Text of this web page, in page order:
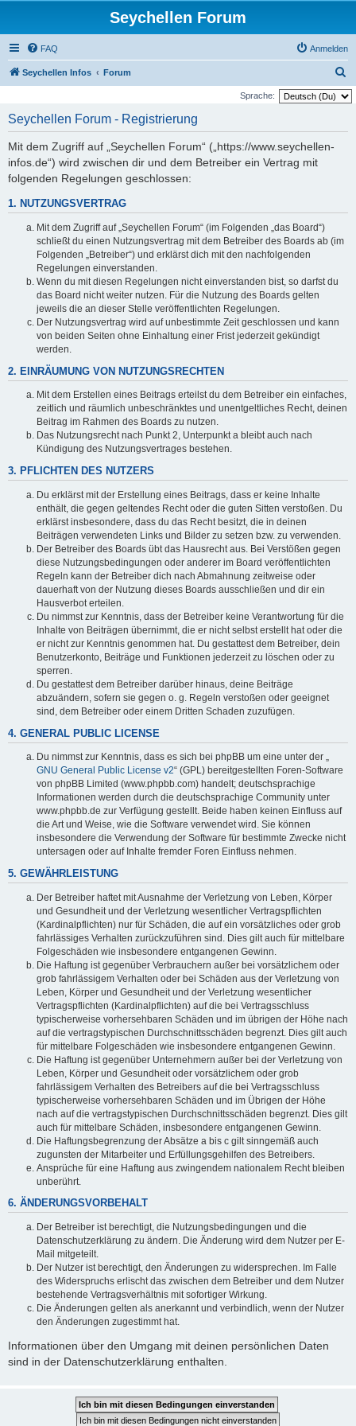
Seychellen Forum
FAQ Anmelden
Seychellen Infos Forum
u
Sprache:
Seychellen Forum - Registrierung
Mit dem Zugriff auf „Seychellen Forum“ („https://www.seychellen-
infos.de“) wird zwischen dir und dem Betreiber ein Vertrag mit
folgenden Regelungen geschlossen:
1. NUTZUNGSVERTRAG
Mit dem Zugriff auf „Seychellen Forum“ (im Folgenden „das Board“)
schließt du einen Nutzungsvertrag mit dem Betreiber des Boards ab (im
Folgenden „Betreiber“) und erklärst dich mit den nachfolgenden
Regelungen einverstanden.
Wenn du mit diesen Regelungen nicht einverstanden bist, so darfst du
das Board nicht weiter nutzen. Für die Nutzung des Boards gelten
jeweils die an dieser Stelle veröffentlichten Regelungen.
Der Nutzungsvertrag wird auf unbestimmte Zeit geschlossen und kann
von beiden Seiten ohne Einhaltung einer Frist jederzeit gekündigt
werden.
2. EINRÄUMUNG VON NUTZUNGSRECHTEN
Mit dem Erstellen eines Beitrags erteilst du dem Betreiber ein einfaches,
zeitlich und räumlich unbeschränktes und unentgeltliches Recht, deinen
Beitrag im Rahmen des Boards zu nutzen.
Das Nutzungsrecht nach Punkt 2, Unterpunkt a bleibt auch nach
Kündigung des Nutzungsvertrages bestehen.
3. PFLICHTEN DES NUTZERS
Du erklärst mit der Erstellung eines Beitrags, dass er keine Inhalte
enthält, die gegen geltendes Recht oder die guten Sitten verstoßen. Du
erklärst insbesondere, dass du das Recht besitzt, die in deinen
Beiträgen verwendeten Links und Bilder zu setzen bzw. zu verwenden.
Der Betreiber des Boards übt das Hausrecht aus. Bei Verstößen gegen
diese Nutzungsbedingungen oder anderer im Board veröffentlichten
Regeln kann der Betreiber dich nach Abmahnung zeitweise oder
dauerhaft von der Nutzung dieses Boards ausschließen und dir ein
Hausverbot erteilen.
Du nimmst zur Kenntnis, dass der Betreiber keine Verantwortung für die
Inhalte von Beiträgen übernimmt, die er nicht selbst erstellt hat oder die
er nicht zur Kenntnis genommen hat. Du gestattest dem Betreiber, dein
Benutzerkonto, Beiträge und Funktionen jederzeit zu löschen oder zu
sperren.
Du gestattest dem Betreiber darüber hinaus, deine Beiträge
abzuändern, sofern sie gegen o. g. Regeln verstoßen oder geeignet
sind, dem Betreiber oder einem Dritten Schaden zuzufügen.
4. GENERAL PUBLIC LICENSE
Du nimmst zur Kenntnis, dass es sich bei phpBB um eine unter der „
GNU General Public License v2“ (GPL) bereitgestellten Foren-Software
von phpBB Limited (www.phpbb.com) handelt; deutschsprachige
Informationen werden durch die deutschsprachige Community unter
www.phpbb.de zur Verfügung gestellt. Beide haben keinen Einfluss auf
die Art und Weise, wie die Software verwendet wird. Sie können
insbesondere die Verwendung der Software für bestimmte Zwecke nicht
untersagen oder auf Inhalte fremder Foren Einfluss nehmen.
5. GEWÄHRLEISTUNG
Der Betreiber haftet mit Ausnahme der Verletzung von Leben, Körper
und Gesundheit und der Verletzung wesentlicher Vertragspflichten
(Kardinalpflichten) nur für Schäden, die auf ein vorsätzliches oder grob
fahrlässiges Verhalten zurückzuführen sind. Dies gilt auch für mittelbare
Folgeschäden wie insbesondere entgangenen Gewinn.
Die Haftung ist gegenüber Verbrauchern außer bei vorsätzlichem oder
grob fahrlässigem Verhalten oder bei Schäden aus der Verletzung von
Leben, Körper und Gesundheit und der Verletzung wesentlicher
Vertragspflichten (Kardinalpflichten) auf die bei Vertragsschluss
typischerweise vorhersehbaren Schäden und im übrigen der Höhe nach
auf die vertragstypischen Durchschnittsschäden begrenzt. Dies gilt auch
für mittelbare Folgeschäden wie insbesondere entgangenen Gewinn.
Die Haftung ist gegenüber Unternehmern außer bei der Verletzung von
Leben, Körper und Gesundheit oder vorsätzlichem oder grob
fahrlässigem Verhalten des Betreibers auf die bei Vertragsschluss
typischerweise vorhersehbaren Schäden und im Übrigen der Höhe
nach auf die vertragstypischen Durchschnittsschäden begrenzt. Dies gilt
auch für mittelbare Schäden, insbesondere entgangenen Gewinn.
Die Haftungsbegrenzung der Absätze a bis c gilt sinngemäß auch
zugunsten der Mitarbeiter und Erfüllungsgehilfen des Betreibers.
Ansprüche für eine Haftung aus zwingendem nationalem Recht bleiben
unberührt.
6. ÄNDERUNGSVORBEHALT
Der Betreiber ist berechtigt, die Nutzungsbedingungen und die
Datenschutzerklärung zu ändern. Die Änderung wird dem Nutzer per E-
Mail mitgeteilt.
Der Nutzer ist berechtigt, den Änderungen zu widersprechen. Im Falle
des Widerspruchs erlischt das zwischen dem Betreiber und dem Nutzer
bestehende Vertragsverhältnis mit sofortiger Wirkung.
Die Änderungen gelten als anerkannt und verbindlich, wenn der Nutzer
den Änderungen zugestimmt hat.
Informationen über den Umgang mit deinen persönlichen Daten
sind in der Datenschutzerklärung enthalten.